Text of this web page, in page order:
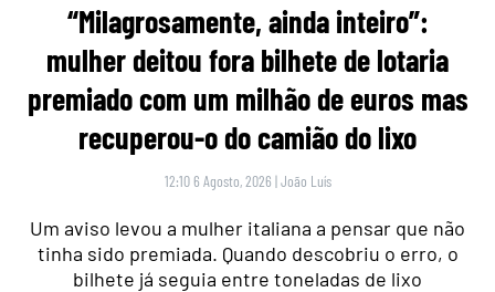
“Milagrosamente, ainda inteiro”:
mulher deitou fora bilhete de lotaria
premiado com um milhão de euros mas
recuperou-o do camião do lixo
12:10 6 Agosto, 2026 |João Luís
Um aviso levou a mulher italiana a pensar que não
tinha sido premiada. Quando descobriu o erro, o
bilhete já seguia entre toneladas de lixo